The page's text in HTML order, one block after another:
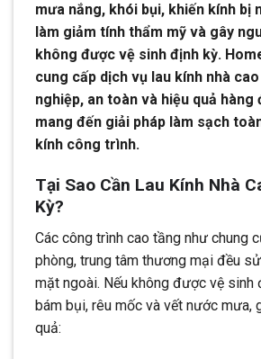
mưa nắng, khói bụi, khiến kính bị
làm giảm tính thẩm mỹ và gây
không được vệ sinh định kỳ.
cung cấp dịch vụ lau kính nhà
nghiệp, an toàn và hiệu quả hàng
mang đến giải pháp làm sạch
kính công trình.
Tại Sao Cần Lau Kính Nhà
Kỳ?
Các công trình cao tầng như chung
phòng, trung tâm thương mại đều
mặt ngoài. Nếu không được vệ sinh
bám bụi, rêu mốc và vết nước mưa,
quả: